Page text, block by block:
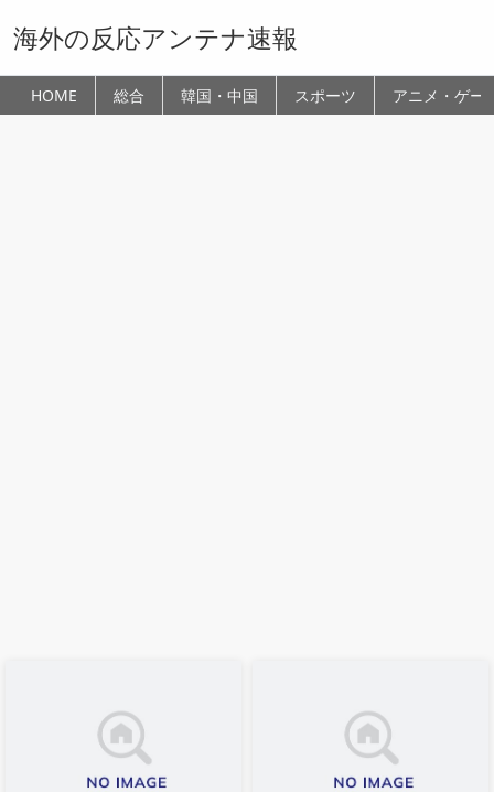
海外の反応アンテナ速報
HOME 総合 韓国・中国 スポーツ アニメ・ゲー